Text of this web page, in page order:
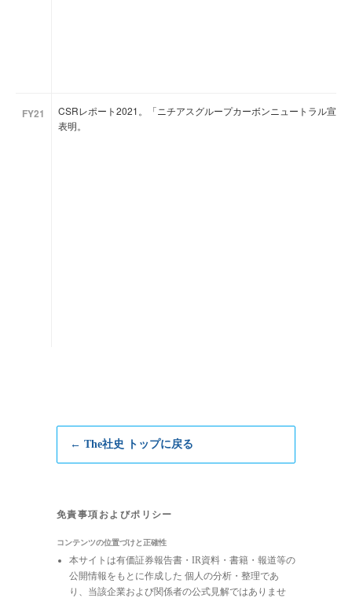
FY21
CSRレポート2021。「ニチアスグループカーボンニュートラル宣言
表明。
← The社史 トップに戻る
免責事項およびポリシー
コンテンツの位置づけと正確性
本サイトは有価証券報告書・IR資料・書籍・報道等の
公開情報をもとに作成した 個人の分析・整理であ
り、当該企業および関係者の公式見解ではありませ